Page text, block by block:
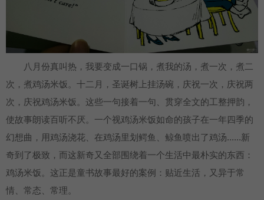
八月份真叫热，我要变成一口锅，煮我的汤，煮一次，煮二
次，煮鸡汤米饭。十二月，圣诞树上挂汤碗，庆祝一次，庆祝两
次，庆祝鸡汤米饭。这些一句接着一句、贯穿全文的工整押韵，
使故事朗读百听不厌。一个视鸡汤米饭如命的孩子在一年四季的
幻想曲，用鸡汤浇花、在鸡汤里划鳄鱼、鲸鱼喷出了鸡汤......新
奇到了极致，而这新奇又全部围绕着一个生活中最朴实的东西：
鸡汤米饭。这正是童书故事最好的案例：贴近生活，又异于常
情、常态、常理。